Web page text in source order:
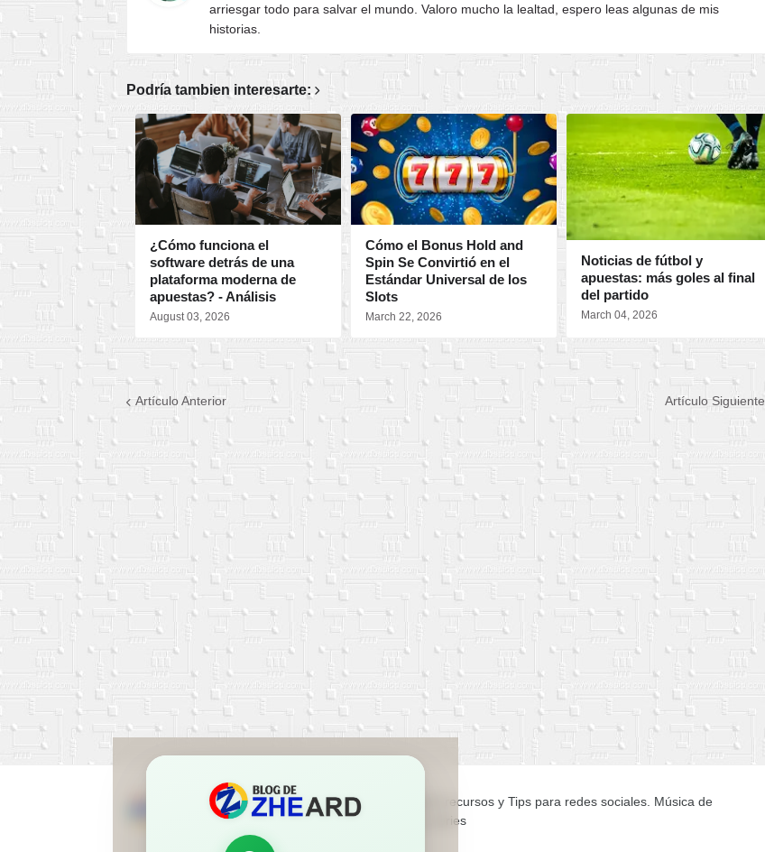
arriesgar todo para salvar el mundo. Valoro mucho la lealtad, espero leas algunas de mis
historias.
Podría tambien interesarte:
¿Cómo funciona el
software detrás de una
plataforma moderna de
apuestas? - Análisis
August 03, 2026
Cómo el Bonus Hold and
Spin Se Convirtió en el
Estándar Universal de los
Slots
March 22, 2026
Noticias de fútbol y
apuestas: más goles al final
del partido
March 04, 2026
Artículo Anterior Artículo Siguiente
Nuestro Blog reune los mejores recursos y Tips para redes sociales. Música de
Estreno y noticias de anime y series